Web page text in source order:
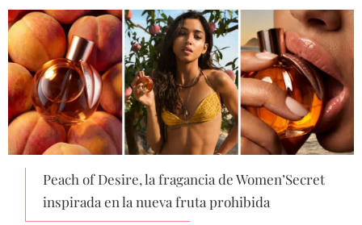
Peach of Desire, la fragancia de Women’Secret
inspirada en la nueva fruta prohibida